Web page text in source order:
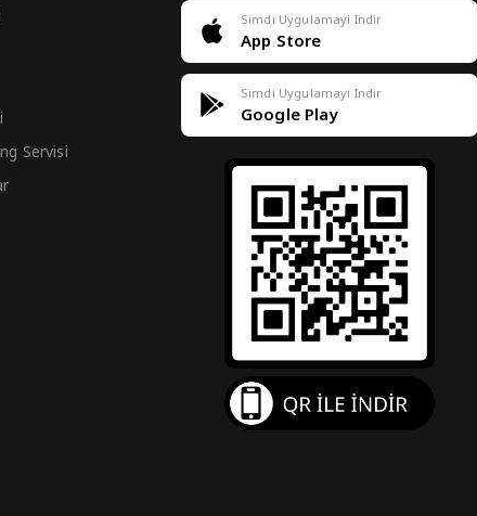
Servisi
Simdi Uygulamayi Indir
App Store
Simdi Uygulamayi Indir
Google Play